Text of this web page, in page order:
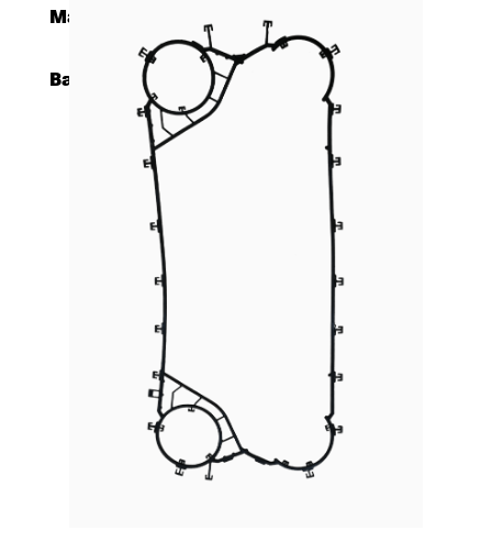
Materyal AISI304 / 316, TI Gr1, C-276
Bağlantı DN150